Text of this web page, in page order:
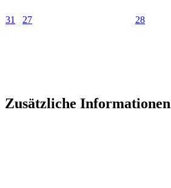
31 27 28
Zusätzliche Informationen